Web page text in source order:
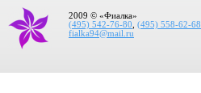
2009 © «Фиалка»
(495) 542-76-80
(495) 558-62-68
fialka94@mail.ru